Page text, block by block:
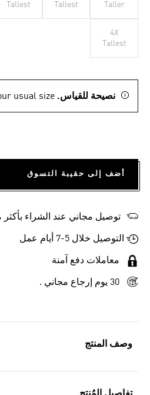
وصف المنتج
Taller
Tallest
Tallest
4X
Tallest
نصيحة للقياس. usual size.
أضف إلى حقيبة التسوق
توصيل مجاني عند الشراء بأكثر من
التوصيل خلال 5-7 أيام عمل
معاملات دفع آمنة